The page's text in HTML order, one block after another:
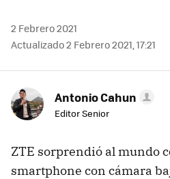
2 Febrero 2021
Actualizado 2 Febrero 2021, 17:21
Antonio Cahun
Editor Senior
ZTE sorprendió al mundo
smartphone con cámara